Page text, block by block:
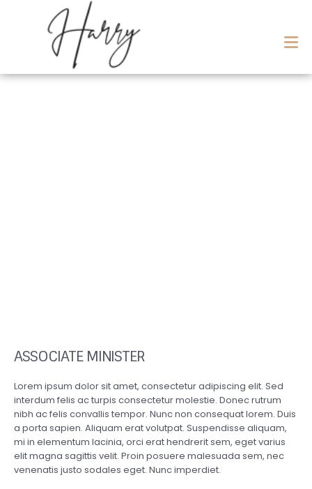
ASSOCIATE MINISTER
Lorem ipsum dolor sit amet, consectetur adipiscing elit. Sed
interdum felis ac turpis consectetur molestie. Donec rutrum
nibh ac felis convallis tempor. Nunc non consequat lorem. Duis
a porta sapien. Aliquam erat volutpat. Suspendisse aliquam,
mi in elementum lacinia, orci erat hendrerit sem, eget varius
elit magna sagittis velit. Proin posuere malesuada sem, nec
venenatis justo sodales eget. Nunc imperdiet.